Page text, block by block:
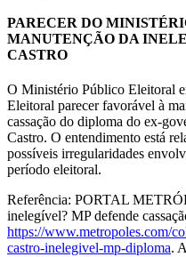
PARECER DO
MANUTENÇÃO DA
CASTRO
O Ministério Público Eleitoral
Eleitoral parecer favorável à
cassação do diploma do ex-
Castro. O entendimento está
possíveis irregularidades
período eleitoral.
Referência: PORTAL
inelegível? MP defende
https://www.metropoles.com/
castro-inelegivel-mp-diploma.